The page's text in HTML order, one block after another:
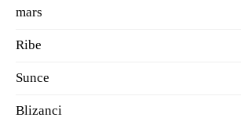
mars
Ribe
Sunce
Blizanci